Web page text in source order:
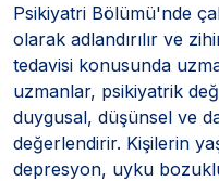
Psikiyatri Bölümü'nde
olarak adlandırılır ve
tedavisi konusunda
uzmanlar, psikiyatrik
duygusal, düşünsel ve
değerlendirir. Kişilerin
depresyon, uyku